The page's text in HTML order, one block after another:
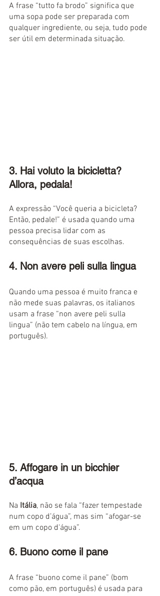
A frase “tutto fa brodo” significa que
uma sopa pode ser preparada com
qualquer ingrediente, ou seja, tudo pode
ser útil em determinada situação.
3. Hai voluto la bicicletta?
Allora, pedala!
A expressão “Você queria a bicicleta?
Então, pedale!” é usada quando uma
pessoa precisa lidar com as
consequências de suas escolhas.
4. Non avere peli sulla lingua
Quando uma pessoa é muito franca e
não mede suas palavras, os italianos
usam a frase “non avere peli sulla
lingua” (não tem cabelo na língua, em
português).
5. Affogare in un bicchier
d’acqua
Na Itália, não se fala “fazer tempestade
num copo d’água”, mas sim “afogar-se
em um copo d'água”.
6. Buono come il pane
A frase “buono come il pane” (bom
como pão, em português) é usada para